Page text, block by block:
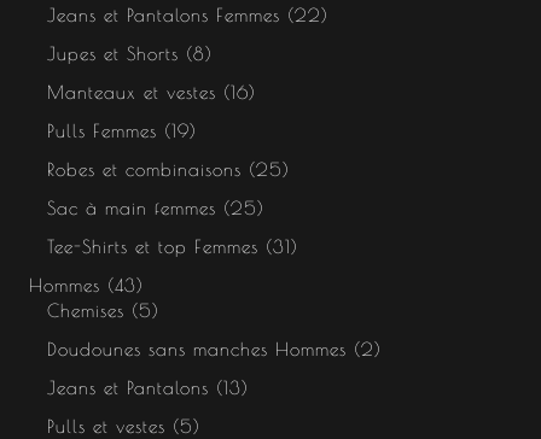
Jeans et Pantalons Femmes
22
Jupes et Shorts
8
Manteaux et vestes
16
Pulls Femmes
19
Robes et combinaisons
25
Sac à main femmes
25
Tee-Shirts et top Femmes
31
Hommes
43
Chemises
5
Doudounes sans manches Hommes
2
Jeans et Pantalons
13
Pulls et vestes
5